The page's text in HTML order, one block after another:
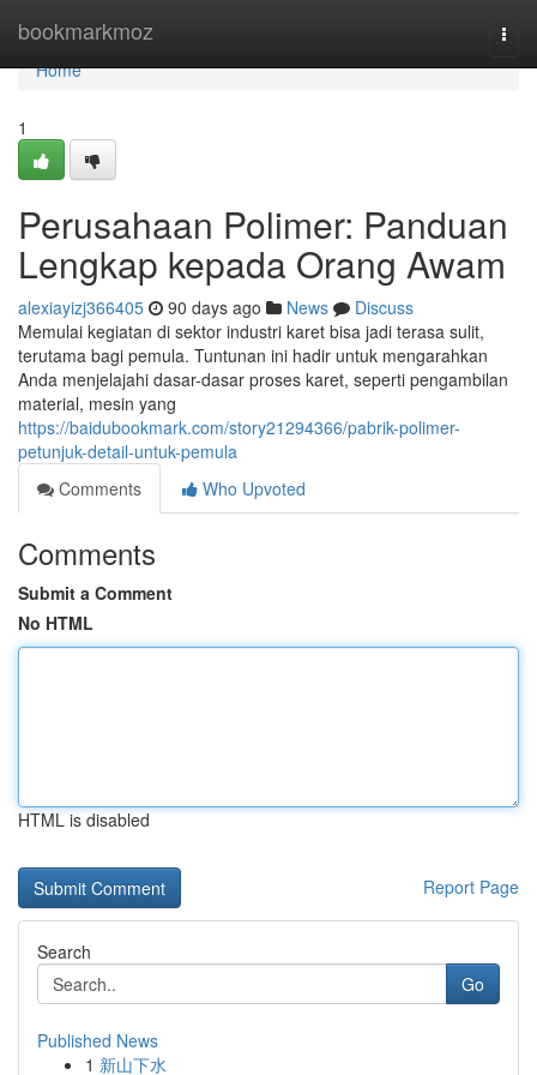
bookmarkmoz
Home
Home
1
Perusahaan Polimer: Panduan
Lengkap kepada Orang Awam
alexiayizj366405 90 days ago News
Discuss
Memulai kegiatan di sektor industri karet bisa jadi terasa sulit,
terutama bagi pemula. Tuntunan ini hadir untuk mengarahkan
Anda menjelajahi dasar-dasar proses karet, seperti pengambilan
material, mesin yang
https://baidubookmark.com/story21294366/pabrik-polimer-
petunjuk-detail-untuk-pemula
Comments
Who Upvoted
Comments
Submit a Comment
No HTML
HTML is disabled
Report Page
Search
Go
Published News
1 新山下水